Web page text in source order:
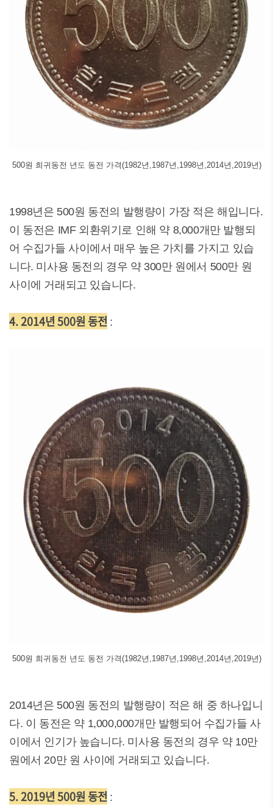
500원 희귀동전 년도 동전 가격(1982년,1987년,1998년,2014년,2019년)
1998년은 500원 동전의 발행량이 가장 적은 해입니다.
이 동전은 IMF 외환위기로 인해 약 8,000개만 발행되
어 수집가들 사이에서 매우 높은 가치를 가지고 있습
니다. 미사용 동전의 경우 약 300만 원에서 500만 원
사이에 거래되고 있습니다.
4. 2014년 500원 동전:
500원 희귀동전 년도 동전 가격(1982년,1987년,1998년,2014년,2019년)
2014년은 500원 동전의 발행량이 적은 해 중 하나입니
다. 이 동전은 약 1,000,000개만 발행되어 수집가들 사
이에서 인기가 높습니다. 미사용 동전의 경우 약 10만
원에서 20만 원 사이에 거래되고 있습니다.
5. 2019년 500원 동전: